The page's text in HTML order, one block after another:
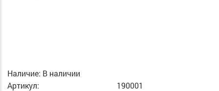
Наличие: В наличии
Артикул:
190001